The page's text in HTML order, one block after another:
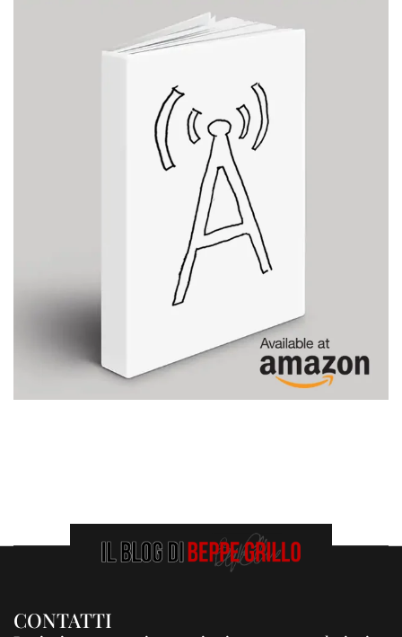
CONTATTI